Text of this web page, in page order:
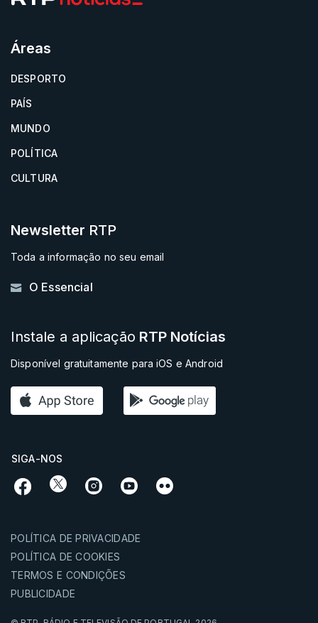
Áreas
DESPORTO
PAÍS
MUNDO
POLÍTICA
CULTURA
Newsletter RTP
Toda a informação no seu email
O Essencial
Instale a aplicação RTP Notícias
Disponível gratuitamente para iOS e Android
SIGA-NOS
POLÍTICA DE PRIVACIDADE
POLÍTICA DE COOKIES
TERMOS E CONDIÇÕES
PUBLICIDADE